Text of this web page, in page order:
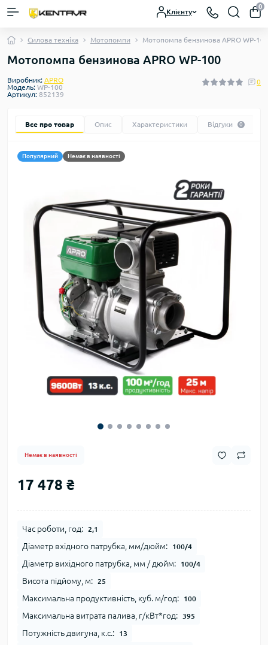
Клієнту
0
Силова техніка Мотопомпи Мотопомпа бензинова APRO WP-100
Мотопомпа бензинова APRO WP-100
Виробник: APRO
Модель: WP-100
Артикул: 852139
0
Все про товар Опис Характеристики Відгуки 0
Популярний Немає в наявності
Немає в наявності
17 478 ₴
Час роботи, год: 2,1
Діаметр вхідного патрубка, мм/дюйм: 100/4
Діаметр вихідного патрубка, мм / дюйм: 100/4
Висота підйому, м: 25
Максимальна продуктивність, куб. м/год: 100
Максимальна витрата палива, г/кВт*год: 395
Потужність двигуна, к.с.: 13